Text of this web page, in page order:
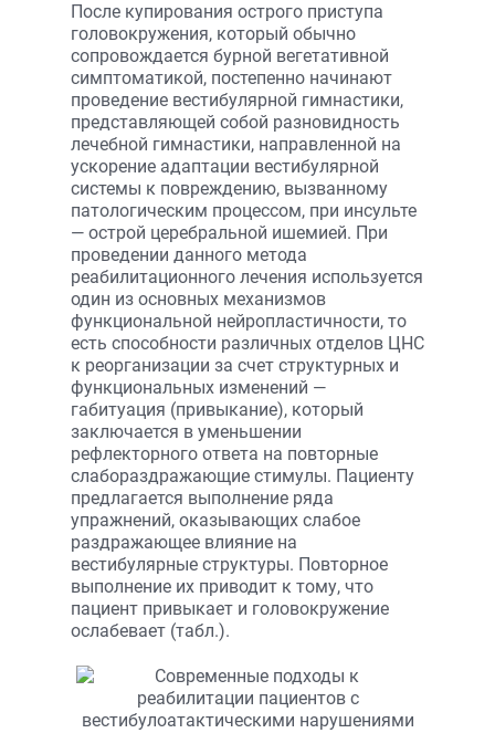
После купирования острого приступа
головокружения, который обычно
сопровождается бурной вегетативной
симптоматикой, постепенно начинают
проведение вестибулярной гимнастики,
представляющей собой разновидность
лечебной гимнастики, направленной на
ускорение адаптации вестибулярной
системы к повреждению, вызванному
патологическим процессом, при инсульте
— острой церебральной ишемией. При
проведении данного метода
реабилитационного лечения используется
один из основных механизмов
функциональной нейропластичности, то
есть способности различных отделов ЦНС
к реорганизации за счет структурных и
функциональных изменений —
габитуация (привыкание), который
заключается в уменьшении
рефлекторного ответа на повторные
слабораздражающие стимулы. Пациенту
предлагается выполнение ряда
упражнений, оказывающих слабое
раздражающее влияние на
вестибулярные структуры. Повторное
выполнение их приводит к тому, что
пациент привыкает и головокружение
ослабевает (табл.).